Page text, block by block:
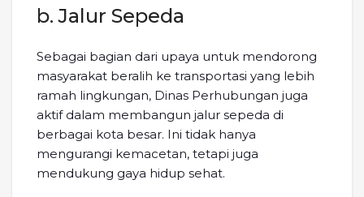
b. Jalur Sepeda
Sebagai bagian dari upaya untuk mendorong
masyarakat beralih ke transportasi yang lebih
ramah lingkungan, Dinas Perhubungan juga
aktif dalam membangun jalur sepeda di
berbagai kota besar. Ini tidak hanya
mengurangi kemacetan, tetapi juga
mendukung gaya hidup sehat.